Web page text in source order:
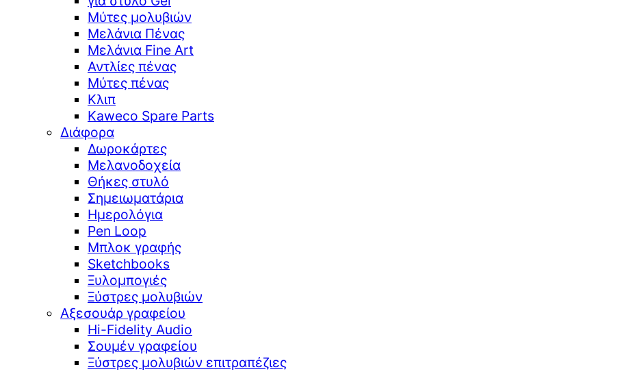
Μύτες μολυβιών
Μελάνια Πένας
Μελάνια Fine Art
Αντλίες πένας
Μύτες πένας
Κλιπ
Kaweco Spare Parts
Διάφορα
Δωροκάρτες
Μελανοδοχεία
Θήκες στυλό
Σημειωματάρια
Ημερολόγια
Pen Loop
Μπλοκ γραφής
Sketchbooks
Ξυλομπογιές
Ξύστρες μολυβιών
Αξεσουάρ γραφείου
Hi-Fidelity Audio
Σουμέν γραφείου
Ξύστρες μολυβιών επιτραπέζιες